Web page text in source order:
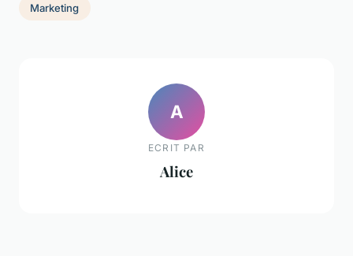
Marketing
A
ECRIT PAR
Alice